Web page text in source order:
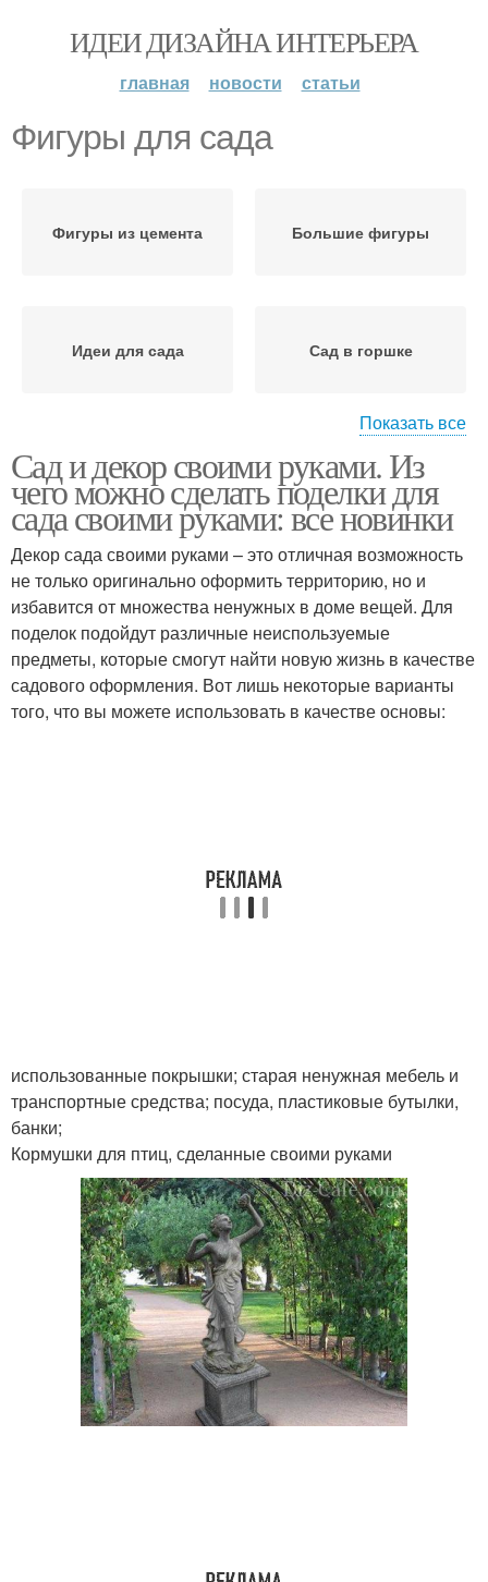
ИДЕИ ДИЗАЙНА ИНТЕРЬЕРА
главная новости статьи
Фигуры для сада
Фигуры из цемента Большие фигуры
Идеи для сада Сад в горшке
Скамейки для сада Беседки в саду
Украшения для сада Поделки для сада
Показать все
Сад и декор своими руками. Из
чего можно сделать поделки для
сада своими руками: все новинки
Декор сада своими руками – это отличная возможность
не только оригинально оформить территорию, но и
избавится от множества ненужных в доме вещей. Для
поделок подойдут различные неиспользуемые
предметы, которые смогут найти новую жизнь в качестве
садового оформления. Вот лишь некоторые варианты
того, что вы можете использовать в качестве основы:
использованные покрышки; старая ненужная мебель и
транспортные средства; посуда, пластиковые бутылки,
банки;
Кормушки для птиц, сделанные своими руками